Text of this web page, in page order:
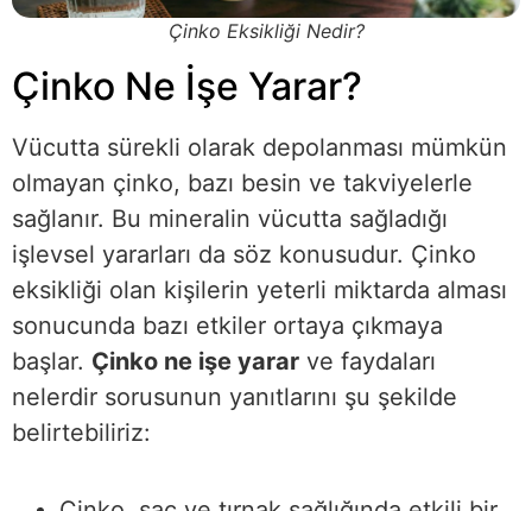
Çinko Eksikliği Nedir?
Çinko Ne İşe Yarar?
Vücutta sürekli olarak depolanması mümkün
olmayan çinko, bazı besin ve takviyelerle
sağlanır. Bu mineralin vücutta sağladığı
işlevsel yararları da söz konusudur. Çinko
eksikliği olan kişilerin yeterli miktarda alması
sonucunda bazı etkiler ortaya çıkmaya
başlar. Çinko ne işe yarar ve faydaları
nelerdir sorusunun yanıtlarını şu şekilde
belirtebiliriz: